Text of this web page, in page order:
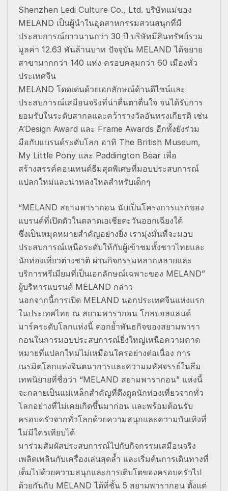
Shenzhen Ledi Culture Co., Ltd. บริษัทแม่ของ
MELAND เป็นผู้นำในอุตสาหกรรมสวนสนุกที่มี
ประสบการณ์ยาวนานกว่า 30 ปี บริษัทมีสินทรัพย์รวม
มูลค่า 12.63 พันล้านบาท ปัจจุบัน MELAND ได้ขยาย
สาขามากกว่า 140 แห่ง ครอบคลุมกว่า 60 เมืองทั่ว
ประเทศจีน
MELAND โดดเด่นด้วยเอกลักษณ์ด้านดีไซน์และ
ประสบการณ์เสมือนจริงที่น่าตื่นตาตื่นใจ จนได้รับการ
ยอมรับในระดับสากลและคว้ารางวัลอันทรงเกียรติ เช่น
A’Design Award และ Frame Awards อีกทั้งยังร่วม
มือกับแบรนด์ระดับโลก อาทิ The British Museum,
My Little Pony และ Paddington Bear เพื่อ
สร้างสรรค์คอนเทนต์ธีมสุดพิเศษที่มอบประสบการณ์
แปลกใหม่และน่าหลงใหลสำหรับเด็กๆ
“MELAND สยามพารากอน นับเป็นโครงการแรกของ
แบรนด์ที่เปิดตัวในตลาดเอเชียตะวันออกเฉียงใต้
ซึ่งเป็นหมุดหมายสำคัญอย่างยิ่ง เรามุ่งมั่นที่จะมอบ
ประสบการณ์เหนือระดับให้กับผู้เข้าชมทั้งชาวไทยและ
นักท่องเที่ยวต่างชาติ ผ่านกิจกรรมหลากหลายและ
บริการพรีเมียมที่เป็นเอกลักษณ์เฉพาะของ MELAND”
ผู้บริหารแบรนด์ MELAND กล่าว
นอกจากนี้การเปิด MELAND นอกประเทศจีนแห่งแรก
ในประเทศไทย ณ สยามพารากอน โกลบอลแลนด์
มาร์คระดับโลกแห่งนี้ ตอกย้ำพันธกิจของสยามพารา
กอนในการมอบประสบการณ์ยิ่งใหญ่เหนือความคาด
หมายที่แปลกใหม่ไม่เหมือนใครอย่างต่อเนื่อง การ
เนรมิตโลกแห่งจินตนาการและความมหัศจรรย์ในธีม
เทพนิยายที่ชื่อว่า “MELAND สยามพารากอน” แห่งนี้
จะกลายเป็นแม่เหล็กสำคัญที่ดึงดูดนักท่องเที่ยวจากทั่ว
โลกอย่างที่ไม่เคยเกิดขึ้นมาก่อน และพร้อมต้อนรับ
ครอบครัวจากทั่วโลกด้วยความสนุกและความบันเทิงที่
ไม่มีใครเทียบได้
มาร่วมสัมผัสประสบการณ์ไปกับกิจกรรมเสมือนจริง
เพลิดเพลินกับเครื่องเล่นสุดล้ำ และเริ่มต้นการเดินทางที่
เต็มไปด้วยความสนุกและการเติบโตของครอบครัวไป
ด้วยกันกับ MELAND ได้ที่ชั้น 5 สยามพารากอน ตั้งแต่